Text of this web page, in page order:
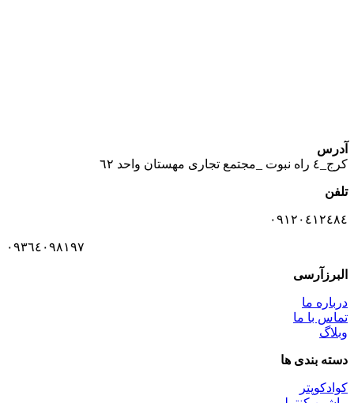
آدرس
كرج_٤ راه نبوت _مجتمع تجارى مهستان واحد ٦٢
تلفن
٠٩١٢٠٤١٢٤٨٤
٠٩٣٦٤٠٩٨١٩٧
البرزآرسی
درباره ما
تماس با ما
وبلاگ
دسته بندی ها
کوادکوپتر